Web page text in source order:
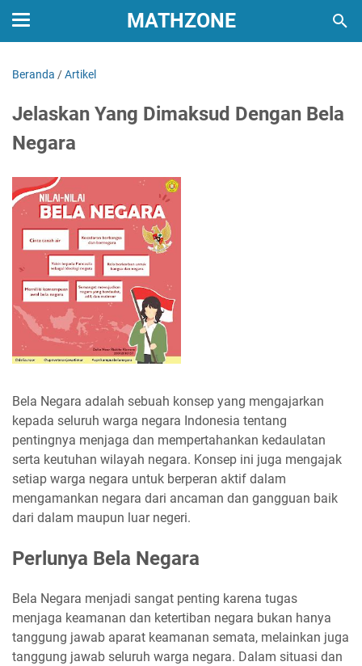
MATHZONE
Beranda /Artikel
Jelaskan Yang Dimaksud Dengan Bela
Negara
Bela Negara adalah sebuah konsep yang mengajarkan
kepada seluruh warga negara Indonesia tentang
pentingnya menjaga dan mempertahankan kedaulatan
serta keutuhan wilayah negara. Konsep ini juga mengajak
setiap warga negara untuk berperan aktif dalam
mengamankan negara dari ancaman dan gangguan baik
dari dalam maupun luar negeri.
Perlunya Bela Negara
Bela Negara menjadi sangat penting karena tugas
menjaga keamanan dan ketertiban negara bukan hanya
tanggung jawab aparat keamanan semata, melainkan juga
tanggung jawab seluruh warga negara. Dalam situasi dan